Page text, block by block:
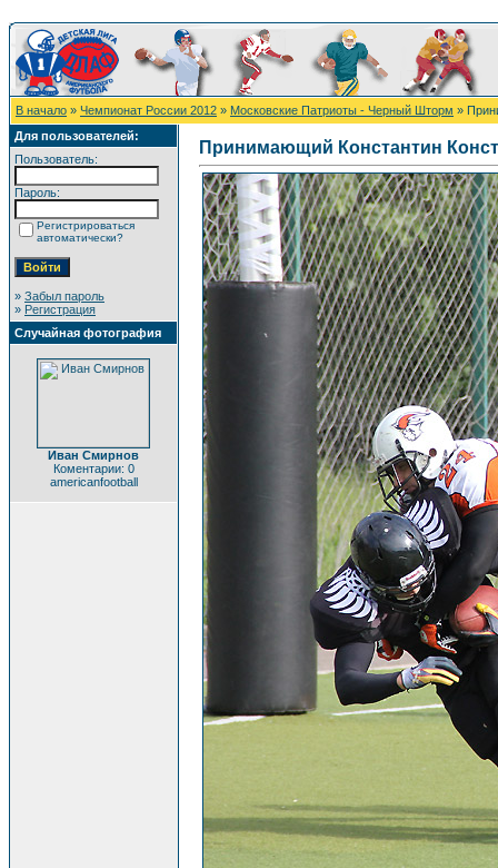
В начало » Чемпионат России 2012 » Московские Патриоты - Черный Шторм »
Для пользователей:
Пользователь:
Пароль:
Регистрироваться
автоматически?
» Забыл пароль
» Регистрация
Случайная фотография
Иван Смирнов
Коментарии: 0
americanfootball
Принимающий Константин